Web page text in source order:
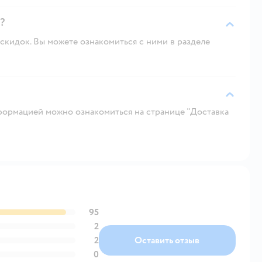
Вы можете ознакомиться с ними в разделе
можно ознакомиться на странице "Доставка
95
2
2
0
Оставить отзыв